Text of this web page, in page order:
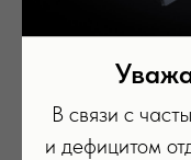
В связи с
и дефицитом